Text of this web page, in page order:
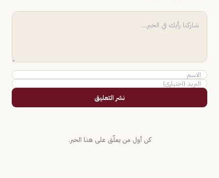
نشر التعليق
كن أول من يعلّق على هذا الخبر.